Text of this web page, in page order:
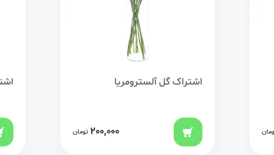
اشتراک گل آلسترومریا
200,000 تومان